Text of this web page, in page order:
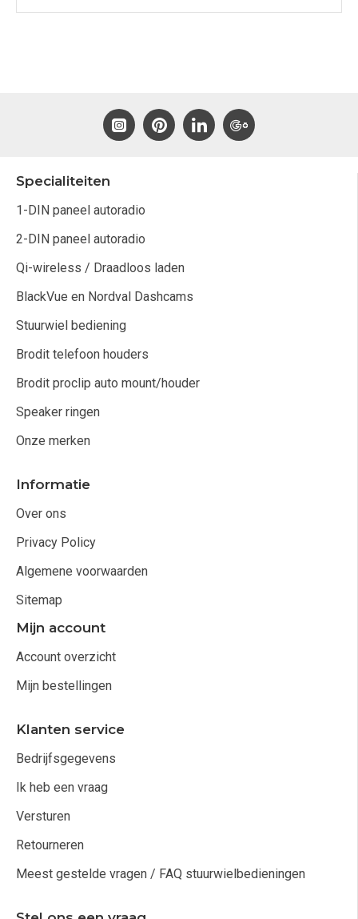
Specialiteiten
1-DIN paneel autoradio
2-DIN paneel autoradio
Qi-wireless / Draadloos laden
BlackVue en Nordval Dashcams
Stuurwiel bediening
Brodit telefoon houders
Brodit proclip auto mount/houder
Speaker ringen
Onze merken
Informatie
Over ons
Privacy Policy
Algemene voorwaarden
Sitemap
Mijn account
Account overzicht
Mijn bestellingen
Klanten service
Bedrijfsgegevens
Ik heb een vraag
Versturen
Retourneren
Meest gestelde vragen / FAQ stuurwielbedieningen